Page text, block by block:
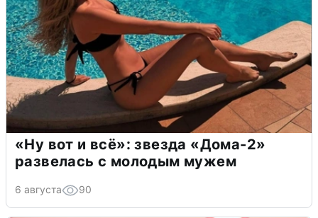
«Ну вот и всё»: звезда «Дома-2»
развелась с молодым мужем
6 августа 90